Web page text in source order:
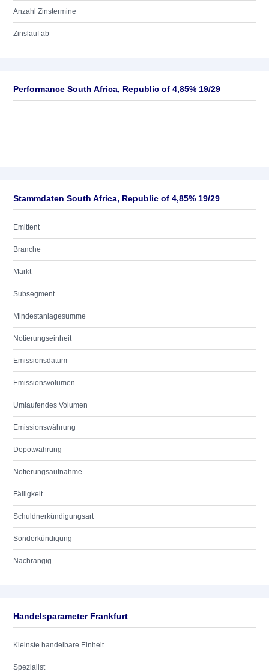
Anzahl Zinstermine
Zinslauf ab
Performance South Africa, Republic of 4,85% 19/29
Stammdaten South Africa, Republic of 4,85% 19/29
Emittent
Branche
Markt
Subsegment
Mindestanlagesumme
Notierungseinheit
Emissionsdatum
Emissionsvolumen
Umlaufendes Volumen
Emissionswährung
Depotwährung
Notierungsaufnahme
Fälligkeit
Schuldnerkündigungsart
Sonderkündigung
Nachrangig
Handelsparameter Frankfurt
Kleinste handelbare Einheit
Spezialist